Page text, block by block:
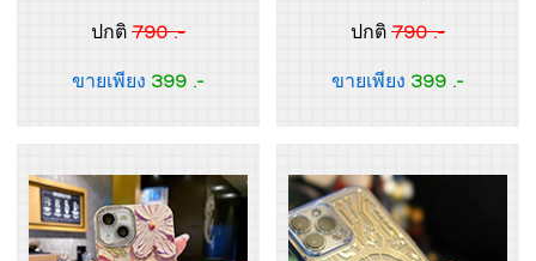
ปกติ 790 .-
ขายเพียง 399 .-
ปกติ 790 .-
ขายเพียง 399 .-